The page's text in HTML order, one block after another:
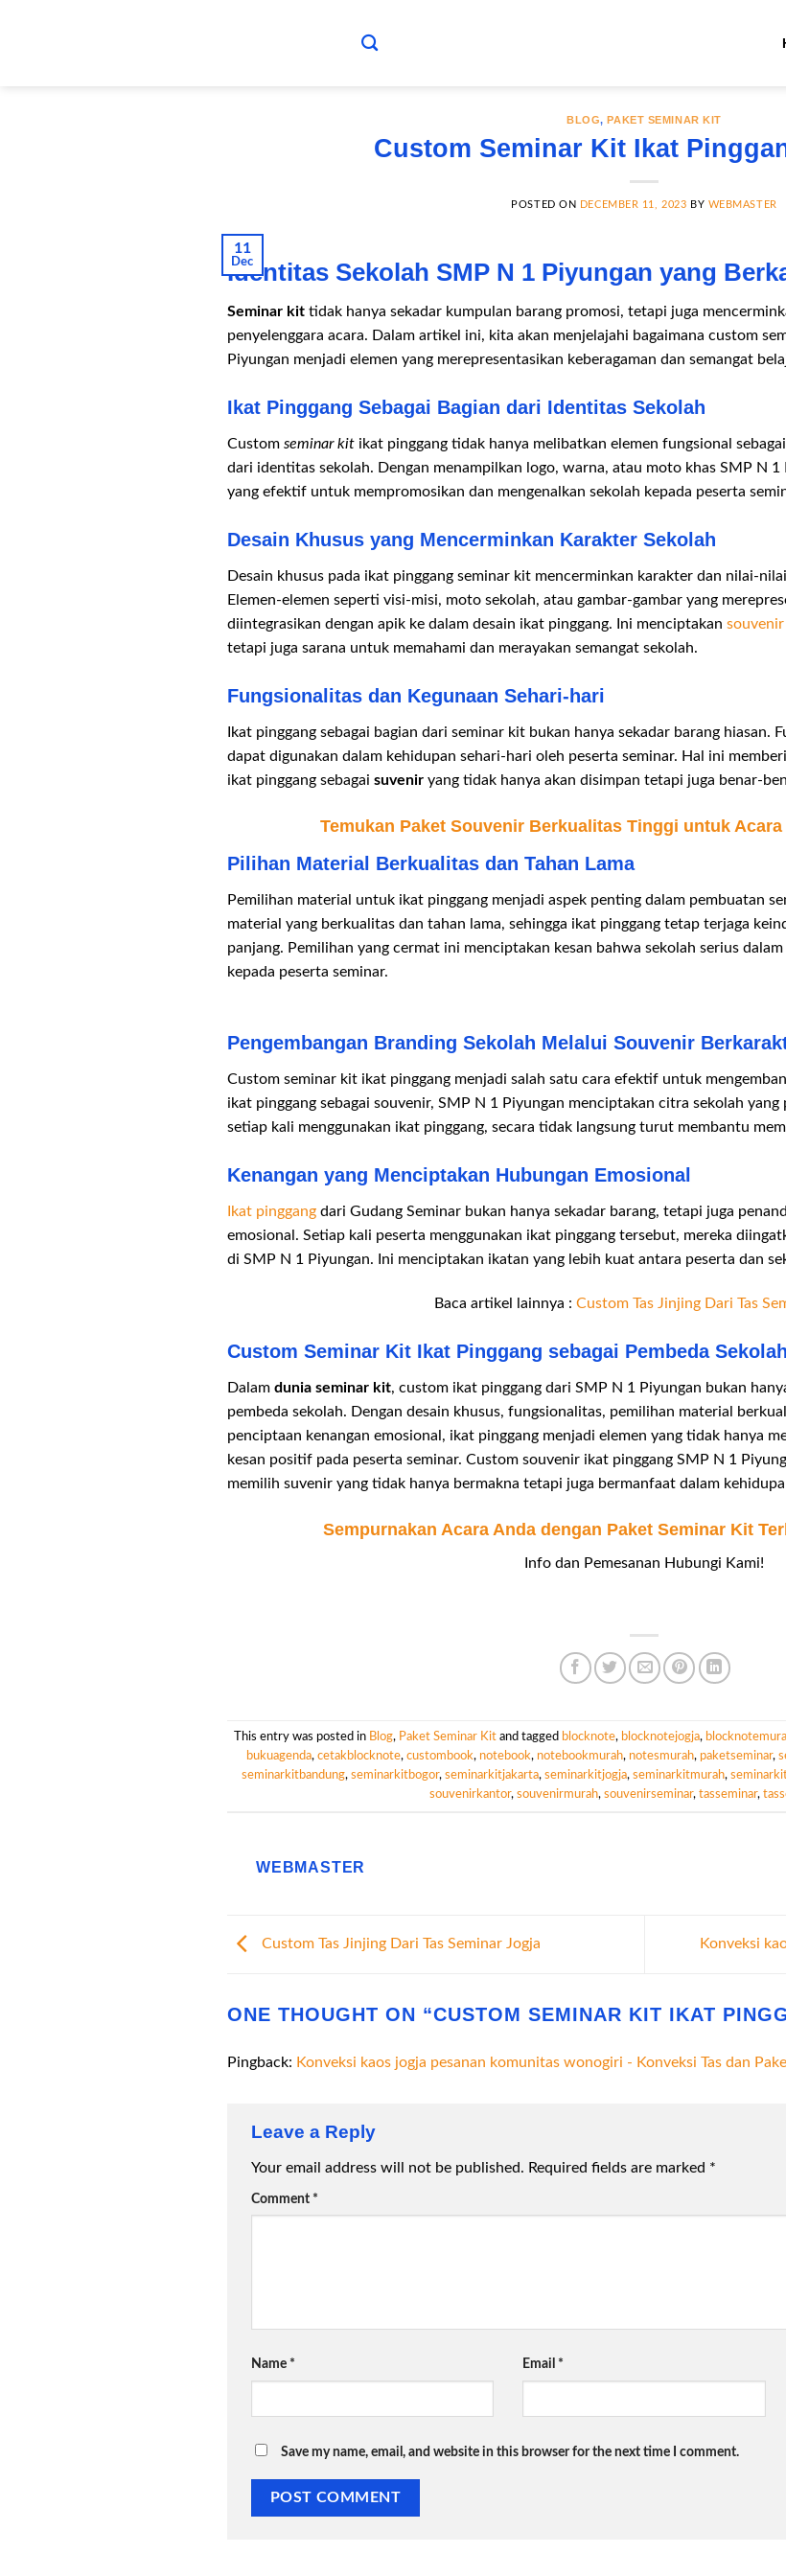
BLOG,PAKET SEMINAR KIT
Custom Seminar Kit Ikat
POSTED ON DECEMBER 11, 2023 BY WEBMASTER
11
Dec
Identitas Sekolah SMP N 1 Piyungan yang
Seminar kit tidak hanya sekadar kumpulan barang promosi, tetapi juga
penyelenggara acara. Dalam artikel ini, kita akan menjelajahi bagaimana custom
Piyungan menjadi elemen yang merepresentasikan keberagaman dan semangat
Ikat Pinggang Sebagai Bagian dari Identitas Sekolah
Custom seminar kit ikat pinggang tidak hanya melibatkan elemen fungsional
dari identitas sekolah. Dengan menampilkan logo, warna, atau moto khas SMP N 1
yang efektif untuk mempromosikan dan mengenalkan sekolah kepada peserta
Desain Khusus yang Mencerminkan Karakter Sekolah
Desain khusus pada ikat pinggang seminar kit mencerminkan karakter dan nilai-
Elemen-elemen seperti visi-misi, moto sekolah, atau gambar-gambar yang
diintegrasikan dengan apik ke dalam desain ikat pinggang. Ini menciptakan souvenir
tetapi juga sarana untuk memahami dan merayakan semangat sekolah.
Fungsionalitas dan Kegunaan Sehari-hari
Ikat pinggang sebagai bagian dari seminar kit bukan hanya sekadar barang hiasan.
dapat digunakan dalam kehidupan sehari-hari oleh peserta seminar. Hal ini
ikat pinggang sebagai suvenir yang tidak hanya akan disimpan tetapi juga benar-
Temukan Paket Souvenir Berkualitas Tinggi untuk
Pilihan Material Berkualitas dan Tahan Lama
Pemilihan material untuk ikat pinggang menjadi aspek penting dalam pembuatan
material yang berkualitas dan tahan lama, sehingga ikat pinggang tetap terjaga
panjang. Pemilihan yang cermat ini menciptakan kesan bahwa sekolah serius
kepada peserta seminar.
Pengembangan Branding Sekolah Melalui Souvenir
Custom seminar kit ikat pinggang menjadi salah satu cara efektif untuk
ikat pinggang sebagai souvenir, SMP N 1 Piyungan menciptakan citra sekolah
setiap kali menggunakan ikat pinggang, secara tidak langsung turut membantu
Kenangan yang Menciptakan Hubungan Emosional
Ikat pinggang dari Gudang Seminar bukan hanya sekadar barang, tetapi juga
emosional. Setiap kali peserta menggunakan ikat pinggang tersebut, mereka
di SMP N 1 Piyungan. Ini menciptakan ikatan yang lebih kuat antara peserta dan
Baca artikel lainnya : Custom Tas Jinjing Dari Tas
Custom Seminar Kit Ikat Pinggang sebagai Pembeda Sekolah
Dalam dunia seminar kit, custom ikat pinggang dari SMP N 1 Piyungan bukan
pembeda sekolah. Dengan desain khusus, fungsionalitas, pemilihan material
penciptaan kenangan emosional, ikat pinggang menjadi elemen yang tidak hanya
kesan positif pada peserta seminar. Custom souvenir ikat pinggang SMP N 1
memilih suvenir yang tidak hanya bermakna tetapi juga bermanfaat dalam
Sempurnakan Acara Anda dengan Paket Seminar Kit
Info dan Pemesanan Hubungi Kami!
This entry was posted in Blog, Paket Seminar Kitand tagged blocknote, blocknotejogja,
bukuagenda, cetakblocknote, custombook, notebook, notebookmurah, notesmurah, paketseminar,
seminarkitbandung, seminarkitbogor, seminarkitjakarta, seminarkitjogja, seminarkitmurah,
souvenirkantor, souvenirmurah, souvenirseminar, tasseminar,
WEBMASTER
Custom Tas Jinjing Dari Tas Seminar Jogja Konveksi
ONE THOUGHT ON “CUSTOM SEMINAR KIT IKAT
Pingback: Konveksi kaos jogja pesanan komunitas wonogiri - Konveksi Tas dan
Leave a Reply
Your email address will not be published. Required fields are marked *
Comment *
Name * Email *
Save my name, email, and website in this browser for the next time I comment.